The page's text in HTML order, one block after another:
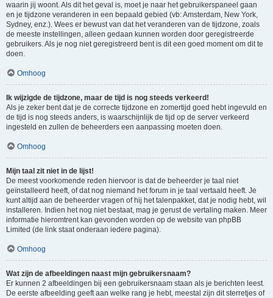
waarin jij woont. Als dit het geval is, moet je naar het gebruikerspaneel gaan
en je tijdzone veranderen in een bepaald gebied (vb: Amsterdam, New York,
Sydney, enz.). Wees er bewust van dat het veranderen van de tijdzone, zoals
de meeste instellingen, alleen gedaan kunnen worden door geregistreerde
gebruikers. Als je nog niet geregistreerd bent is dit een goed moment om dit te
doen.
Omhoog
Ik wijzigde de tijdzone, maar de tijd is nog steeds verkeerd!
Als je zeker bent dat je de correcte tijdzone en zomertijd goed hebt ingevuld en
de tijd is nog steeds anders, is waarschijnlijk de tijd op de server verkeerd
ingesteld en zullen de beheerders een aanpassing moeten doen.
Omhoog
Mijn taal zit niet in de lijst!
De meest voorkomende reden hiervoor is dat de beheerder je taal niet
geïnstalleerd heeft, of dat nog niemand het forum in je taal vertaald heeft. Je
kunt altijd aan de beheerder vragen of hij het talenpakket, dat je nodig hebt, wil
installeren. Indien het nog niet bestaat, mag je gerust de vertaling maken. Meer
informatie hieromtrent kan gevonden worden op de website van phpBB
Limited (de link staat onderaan iedere pagina).
Omhoog
Wat zijn de afbeeldingen naast mijn gebruikersnaam?
Er kunnen 2 afbeeldingen bij een gebruikersnaam staan als je berichten leest.
De eerste afbeelding geeft aan welke rang je hebt, meestal zijn dit sterretjes of